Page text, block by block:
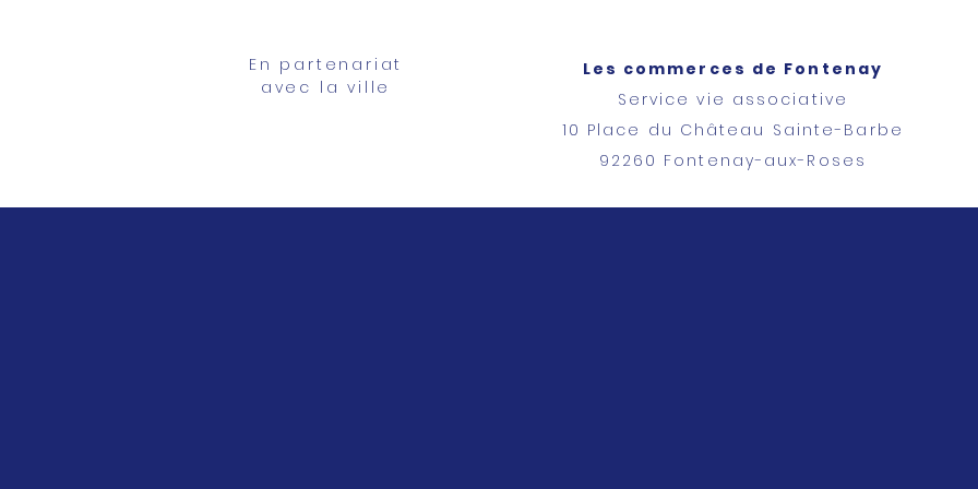
En partenariat
avec la ville
Les commerces de Fontenay
Service vie associative
10 Place du Château Sainte-Barbe
92260 Fontenay-aux-Roses